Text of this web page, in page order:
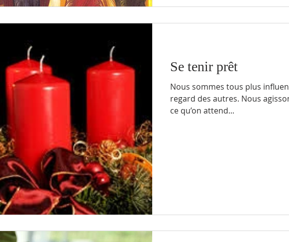
Se tenir prêt
Nous sommes tous plus
regard des autres. Nous agissons très souvent en fonction de
ce qu’on attend...